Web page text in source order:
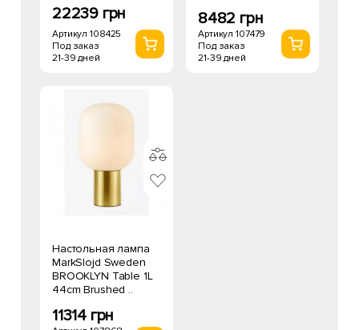
22239 грн
Артикул 108425
Под заказ
21-39 дней
8482 грн
Артикул 107479
Под заказ
21-39 дней
Настольная лампа
MarkSlojd Sweden
BROOKLYN Table 1L
44cm Brushed ..
11314 грн